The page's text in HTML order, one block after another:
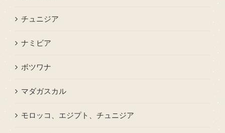
チュニジア
ナミビア
ボツワナ
マダガスカル
モロッコ、エジプト、チュニジア